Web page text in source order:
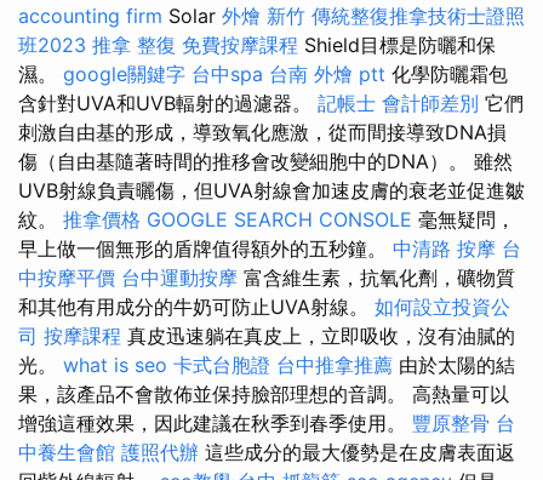
accounting firm Solar 外燴 新竹 傳統整復推拿技術士證照
班2023 推拿 整復 免費按摩課程 Shield目標是防曬和保
濕。 google關鍵字 台中spa 台南 外燴 ptt 化學防曬霜包
含針對UVA和UVB輻射的過濾器。 記帳士 會計師差別 它們
刺激自由基的形成，導致氧化應激，從而間接導致DNA損
傷（自由基隨著時間的推移會改變細胞中的DNA）。 雖然
UVB射線負責曬傷，但UVA射線會加速皮膚的衰老並促進皺
紋。 推拿價格 GOOGLE SEARCH CONSOLE 毫無疑問，
早上做一個無形的盾牌值得額外的五秒鐘。 中清路 按摩 台
中按摩平價 台中運動按摩 富含維生素，抗氧化劑，礦物質
和其他有用成分的牛奶可防止UVA射線。 如何設立投資公
司 按摩課程 真皮迅速躺在真皮上，立即吸收，沒有油膩的
光。 what is seo 卡式台胞證 台中推拿推薦 由於太陽的結
果，該產品不會散佈並保持臉部理想的音調。 高熱量可以
增強這種效果，因此建議在秋季到春季使用。 豐原整骨 台
中養生會館 護照代辦 這些成分的最大優勢是在皮膚表面返